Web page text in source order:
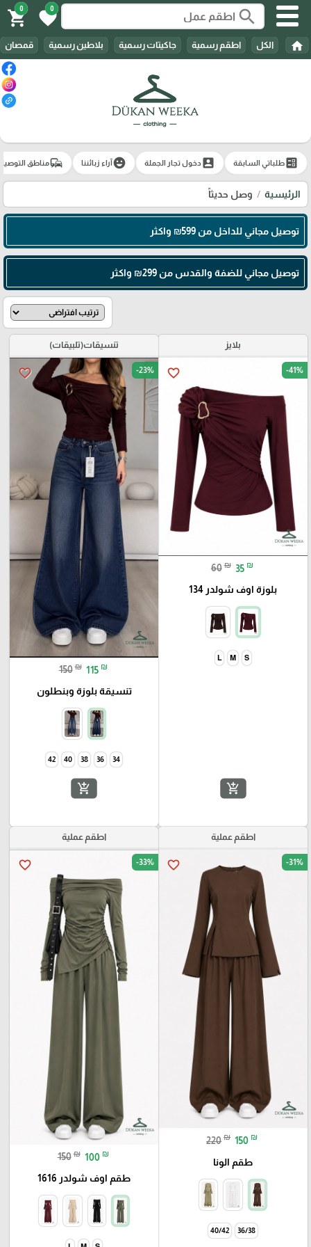
search
0
favorite
0
shopping_cart
home الكل اطقم رسمية جاكيتات رسمية بلاطين رسمية قمصان
ballotطلباتي السابقة account_boxدخول تجار الجملة emoji_emotionsآراء زبائننا commuteمناطق
الرئيسية وصل حديثاً
توصيل مجاني للداخل من 599₪ واكثر
توصيل مجاني للضفة والقدس من 299₪ واكثر
بلايز
favorite_border -41%
60 ₪ 35 ₪
بلوزة اوف شولدر 134
S
M
L
add_shopping_cart
تنسيقات(تلبيقات)
favorite_border -23%
150 ₪ 115 ₪
تنسيقة بلوزة وبنطلون
34
36
38
40
42
add_shopping_cart
اطقم عملية
favorite_border -31%
220 ₪ 150 ₪
طقم الونا
اطقم عملية
favorite_border -33%
150 ₪ 100 ₪
طقم اوف شولدر 1616